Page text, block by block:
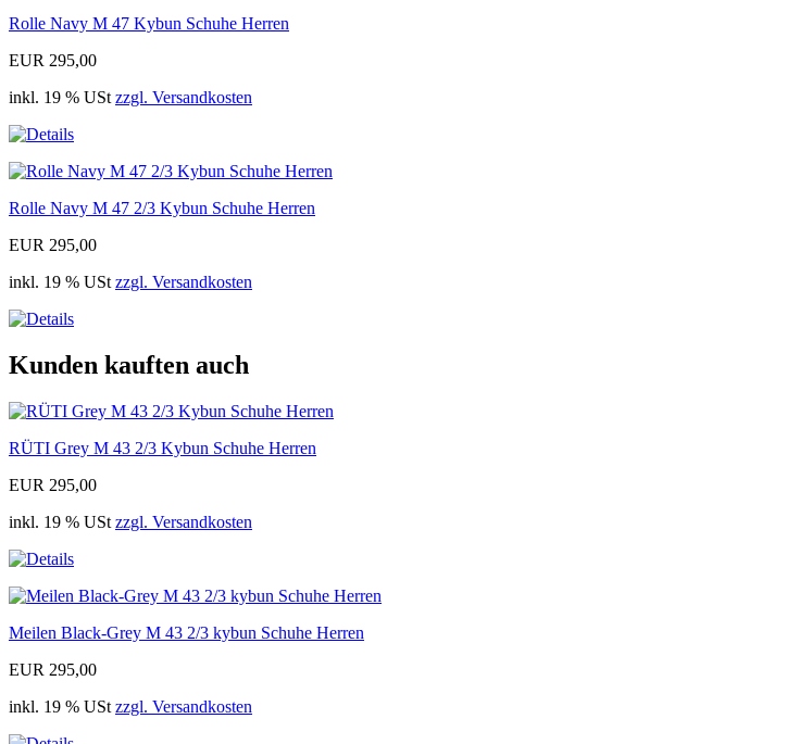
Rolle Navy M 47 Kybun Schuhe Herren
EUR 295,00
inkl. 19 % USt zzgl. Versandkosten
Rolle Navy M 47 2/3 Kybun Schuhe Herren
EUR 295,00
inkl. 19 % USt zzgl. Versandkosten
Kunden kauften auch
RÜTI Grey M 43 2/3 Kybun Schuhe Herren
EUR 295,00
inkl. 19 % USt zzgl. Versandkosten
Meilen Black-Grey M 43 2/3 kybun Schuhe Herren
EUR 295,00
inkl. 19 % USt zzgl. Versandkosten